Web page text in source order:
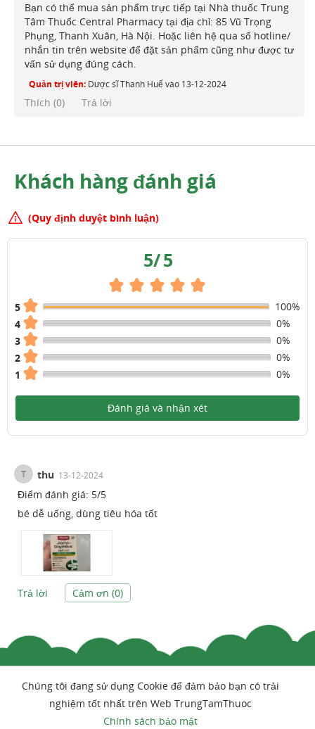
Bạn có thể mua sản phẩm trực tiếp tại Nhà thuốc Trung
Tâm Thuốc Central Pharmacy tại địa chỉ: 85 Vũ Trọng
Phụng, Thanh Xuân, Hà Nội. Hoặc liên hệ qua số hotline/
nhắn tin trên website để đặt sản phẩm cũng như được tư
vấn sử dụng đúng cách.
Quản trị viên: Dược sĩ Thanh Huếvào 13-12-2024
Thích (0) Trả lời
Khách hàng đánh giá
(Quy định duyệt bình luận)
5/5
5
100%
4
0%
3
0%
2
0%
1
0%
Đánh giá và nhận xét
T thu 13-12-2024
Điểm đánh giá: 5/5
bé dễ uống, dùng tiêu hóa tốt
Trả lời Cảm ơn (0)
Chúng tôi đang sử dụng Cookie để đảm bảo bạn có trải
nghiệm tốt nhất trên Web TrungTamThuoc
Chính sách bảo mật